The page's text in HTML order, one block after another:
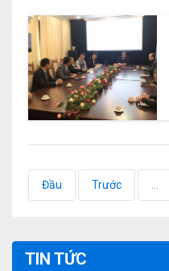
Đầu Trước
TIN TỨC